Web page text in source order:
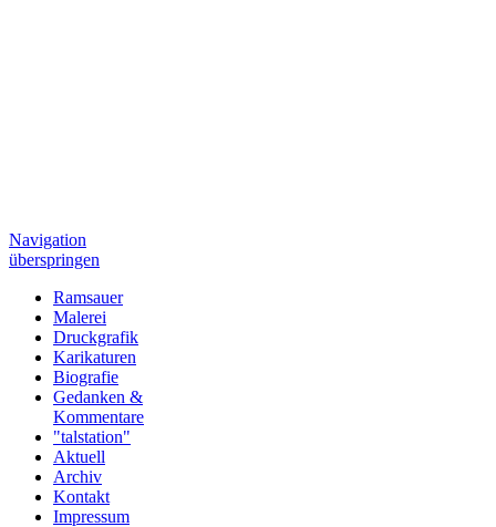
Navigation
überspringen
Ramsauer
Malerei
Druckgrafik
Karikaturen
Biografie
Gedanken &
Kommentare
"talstation"
Aktuell
Archiv
Kontakt
Impressum